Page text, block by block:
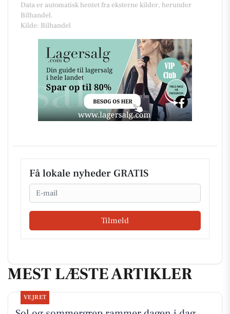
Data er automatisk hentet fra eksterne kilder, herunder
Bilhandel.
Kilde: Bilhandel
Få lokale nyheder GRATIS
Email
Tilmeld
MEST LÆSTE ARTIKLER
VEJRET